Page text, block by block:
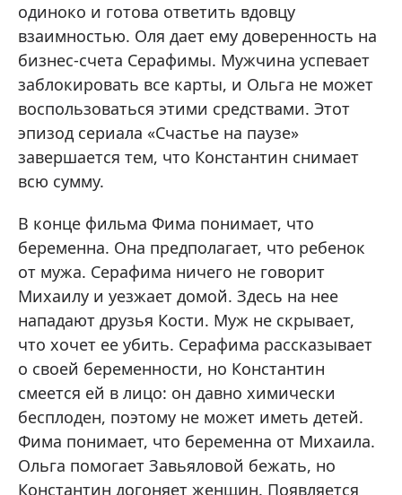
одиноко и готова ответить вдовцу
взаимностью. Оля дает ему доверенность на
бизнес-счета Серафимы. Мужчина успевает
заблокировать все карты, и Ольга не может
воспользоваться этими средствами. Этот
эпизод сериала «Счастье на паузе»
завершается тем, что Константин снимает
всю сумму.
В конце фильма Фима понимает, что
беременна. Она предполагает, что ребенок
от мужа. Серафима ничего не говорит
Михаилу и уезжает домой. Здесь на нее
нападают друзья Кости. Муж не скрывает,
что хочет ее убить. Серафима рассказывает
о своей беременности, но Константин
смеется ей в лицо: он давно химически
бесплоден, поэтому не может иметь детей.
Фима понимает, что беременна от Михаила.
Ольга помогает Завьяловой бежать, но
Константин догоняет женщин. Появляется